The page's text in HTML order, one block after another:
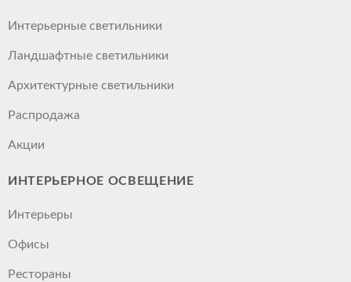
Интерьерные светильники
Ландшафтные светильники
Архитектурные светильники
Распродажа
Акции
ИНТЕРЬЕРНОЕ ОСВЕЩЕНИЕ
Интерьеры
Офисы
Рестораны